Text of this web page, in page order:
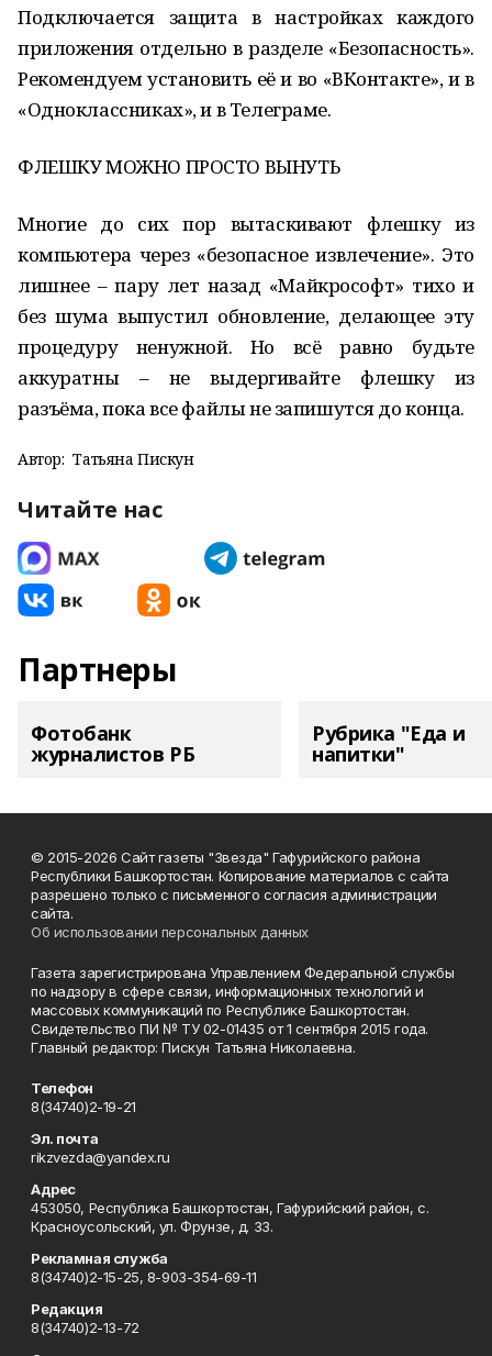
Подключается защита в настройках каждого
приложения отдельно в разделе «Безопас­ность».
Рекомендуем уста­новить её и во «ВКонтакте», и в
«Одноклассниках», и в Телеграме.
ФЛЕШКУ МОЖНО ПРОСТО ВЫНУТЬ
Многие до сих пор вытаскивают флешку из
компьютера через «безопасное извлечение». Это
лишнее – пару лет назад «Майкрософт» тихо и
без шума выпустил обновление, делающее эту
процедуру ненужной. Но всё равно будьте
аккуратны – не выдергивайте флешку из
разъёма, пока все файлы не запишутся до конца.
Автор: Татьяна Пискун
Читайте нас
Партнеры
Фотобанк
журналистов РБ
Рубрика "Еда и
напитки"
© 2015-2026 Сайт газеты "Звезда" Гафурийского района
Республики Башкортостан. Копирование материалов с сайта
разрешено только с письменного согласия администрации
сайта.
Об использовании персональных данных
Газета зарегистрирована Управлением Федеральной службы
по надзору в сфере связи, информационных технологий и
массовых коммуникаций по Республике Башкортостан.
Свидетельство ПИ № ТУ 02-01435 от 1 сентября 2015 года.
Главный редактор: Пискун Татьяна Николаевна.
Телефон
8(34740)2-19-21
Эл. почта
rikzvezda@yandex.ru
Адрес
453050, Республика Башкортостан, Гафурийский район, с.
Красноусольский, ул. Фрунзе, д. 33.
Рекламная служба
8(34740)2-15-25, 8-903-354-69-11
Редакция
8(34740)2-13-72